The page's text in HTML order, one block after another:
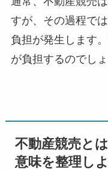
すが、その過程で
負担が発生します
が負担するのでしょ
不動産競売と
意味を整理し